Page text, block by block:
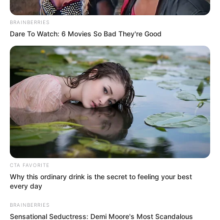
Colprensa
Paro confirmado en Bogotá el 16 de septiembre, el que no
madrugue, no llega
Por: Cristhiam Martínez
BRAINBERRIES
Dare To Watch: 6 Movies So Bad They're Good
CTA FAVORITE
Why this ordinary drink is the secret to feeling your best
every day
BRAINBERRIES
Sensational Seductress: Demi Moore's Most Scandalous